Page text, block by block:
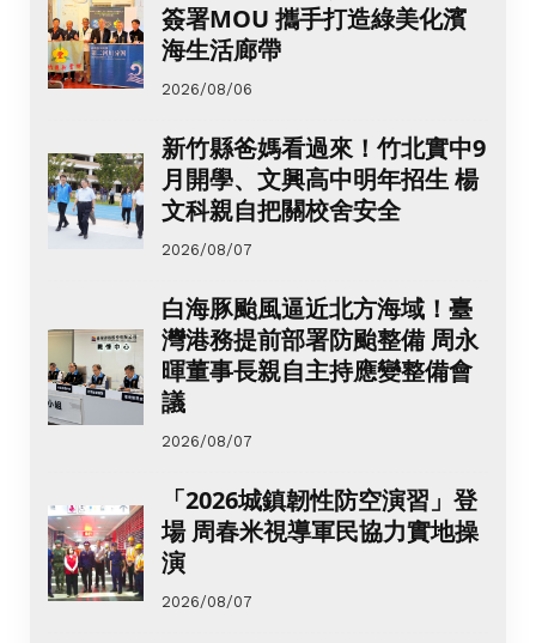
簽署MOU 攜手打造綠美化濱
海生活廊帶
2026/08/06
新竹縣爸媽看過來！竹北實中9
月開學、文興高中明年招生 楊
文科親自把關校舍安全
2026/08/07
白海豚颱風逼近北方海域！臺
灣港務提前部署防颱整備 周永
暉董事長親自主持應變整備會
議
2026/08/07
「2026城鎮韌性防空演習」登
場 周春米視導軍民協力實地操
演
2026/08/07